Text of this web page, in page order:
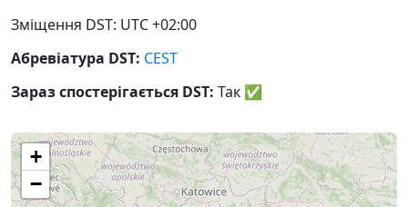
Зміщення DST: UTC +02:00
Абревіатура DST: CEST
Зараз спостерігається DST: Так ✅
+
−